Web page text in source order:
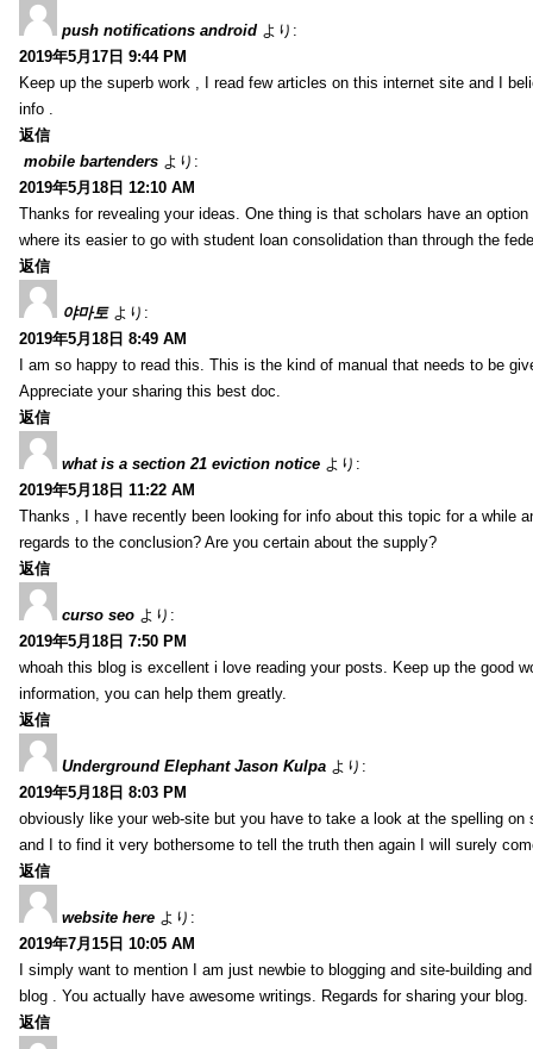
push notifications android より:
2019年5月17日 9:44 PM
Keep up the superb work , I read few articles on this internet site and I
info .
返信
mobile bartenders より:
2019年5月18日 12:10 AM
Thanks for revealing your ideas. One thing is that scholars have an
where its easier to go with student loan consolidation than through the
返信
야마토 より:
2019年5月18日 8:49 AM
I am so happy to read this. This is the kind of manual that needs to be
Appreciate your sharing this best doc.
返信
what is a section 21 eviction notice より:
2019年5月18日 11:22 AM
Thanks , I have recently been looking for info about this topic for a while
regards to the conclusion? Are you certain about the supply?
返信
curso seo より:
2019年5月18日 7:50 PM
whoah this blog is excellent i love reading your posts. Keep up the good
information, you can help them greatly.
返信
Underground Elephant Jason Kulpa より:
2019年5月18日 8:03 PM
obviously like your web-site but you have to take a look at the spelling
and I to find it very bothersome to tell the truth then again I will surely
返信
website here より:
2019年7月15日 10:05 AM
I simply want to mention I am just newbie to blogging and site-building
blog . You actually have awesome writings. Regards for sharing your blog.
返信